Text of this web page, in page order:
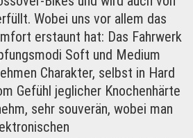
Wobei uns vor allem das
erstaunt hat: Das Fahrwerk
Soft und Medium
Charakter, selbst in Hard
Gefühl jeglicher Knochenhärte
sehr souverän, wobei man